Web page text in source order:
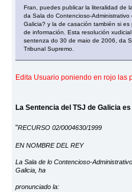
Fran, puedes publicar la literalidad de
da Sala do Contencioso-
Galicia? y la de casación también si
de información. Esta resolución
sentenza do 30 de maio de 2006, da
Tribunal Supremo.
Edita Usuario poniendo en rojo las
La Sentencia del TSJ de Galicia
"RECURSO 02/0004630/1999
EN NOMBRE DEL REY
La Sala de lo Contencioso-
Galicia, ha
pronunciado la: